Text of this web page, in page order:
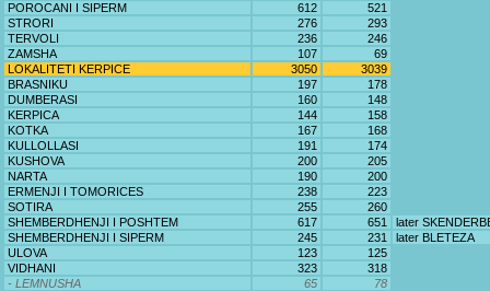
POROCANI I SIPERM
612
521
STRORI
276
293
TERVOLI
236
246
ZAMSHA
107
69
LOKALITETI KERPICE
3050
3039
BRASNIKU
197
178
DUMBERASI
160
148
KERPICA
144
158
KOTKA
167
168
KULLOLLASI
191
174
KUSHOVA
200
205
NARTA
190
200
ERMENJI I TOMORICES
238
223
SOTIRA
255
260
SHEMBERDHENJI I POSHTEM
617 651
later
SHEMBERDHENJI I SIPERM
245 231
later BLETEZA
ULOVA
123
125
VIDHANI
323
318
- LEMNUSHA
65
78